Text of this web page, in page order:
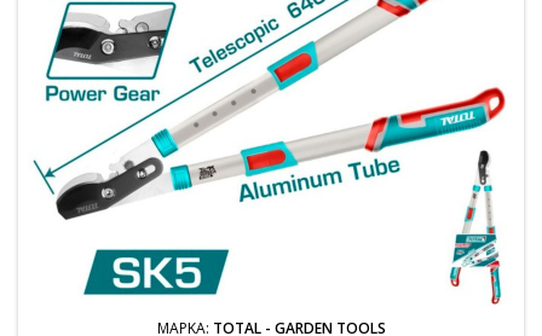
ΜΆΡΚΑ: TOTAL - GARDEN TOOLS